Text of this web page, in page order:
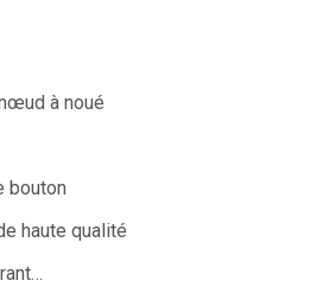
à noué
bouton
haute qualité